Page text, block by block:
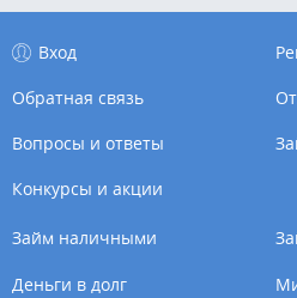
Вход
Обратная связь
Вопросы и ответы
Конкурсы и акции
Займ наличными
Деньги в долг